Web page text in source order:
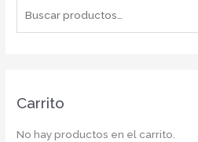
Carrito
No hay productos en el carrito.